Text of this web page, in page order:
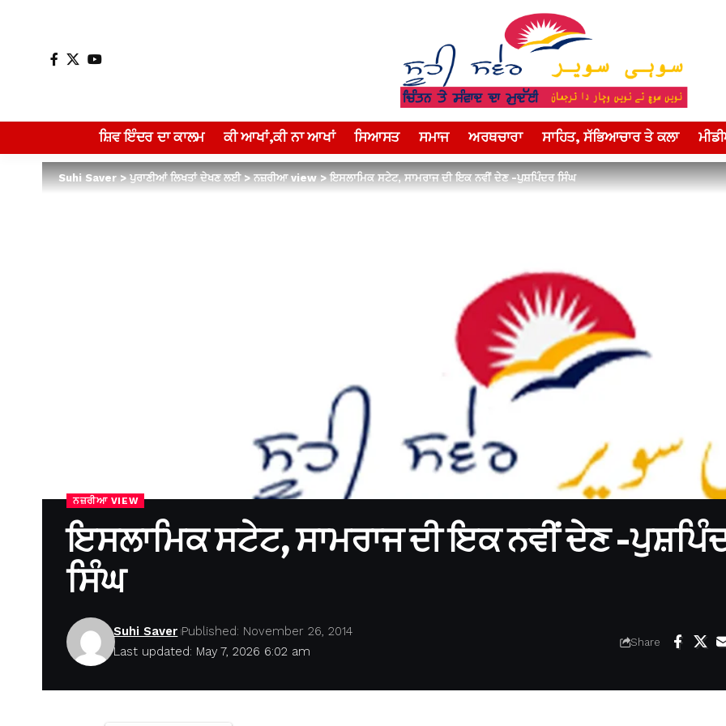
ਸ਼ਿਵ ਇੰਦਰ ਦਾ ਕਾਲਮ ਕੀ ਆਖਾਂ,ਕੀ ਨਾ ਆਖਾਂ ਸਿਆਸਤ ਸਮਾਜ ਅਰਥਚਾਰਾ ਸਾਹਿਤ, ਸੱਭਿਆਚਾਰ ਤੇ ਕਲਾ
Suhi Saver>ਪੁਰਾਣੀਆਂ ਲਿਖਤਾਂ ਦੇਖਣ ਲਈ>ਨਜ਼ਰੀਆ view>ਇਸਲਾਮਿਕ ਸਟੇਟ, ਸਾਮਰਾਜ ਦੀ ਇਕ ਨਵੀਂ ਦੇਣ -ਪੁਸ਼ਪਿੰਦਰ ਸਿੰਘ
ਨਜ਼ਰੀਆ VIEW
ਇਸਲਾਮਿਕ ਸਟੇਟ, ਸਾਮਰਾਜ ਦੀ ਇਕ ਨਵੀਂ ਦੇਣ -
ਸਿੰਘ
Last updated: May 7, 2026 6:02 am
Suhi Saver Published: November 26, 2014
Share